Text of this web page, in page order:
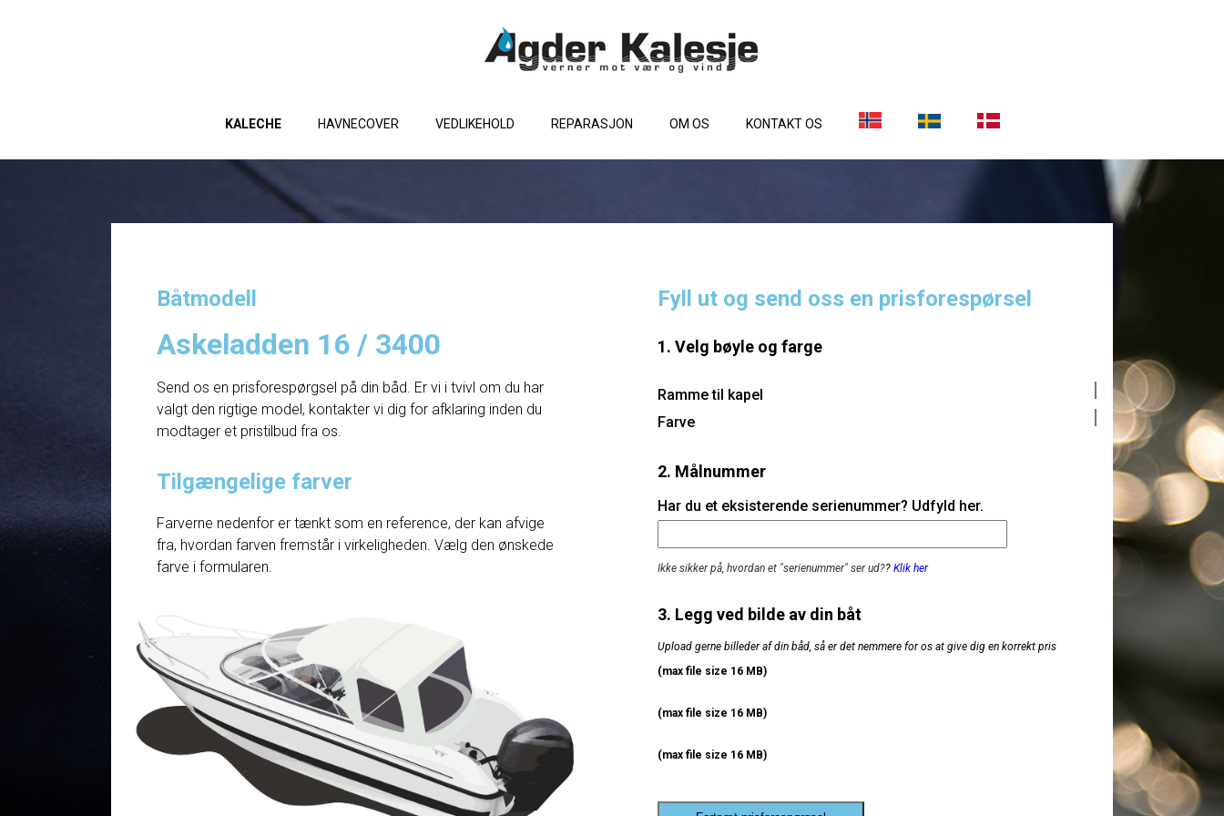
KALECHE HAVNECOVER VEDLIKEHOLD REPARASJON OM OS KONTAKT OS
Båtmodell
Askeladden 16 / 3400
Send os en prisforespørgsel på din båd. Er vi i tvivl om du har
valgt den rigtige model, kontakter vi dig for afklaring inden du
modtager et pristilbud fra os.
Tilgængelige farver
Farverne nedenfor er tænkt som en reference, der kan afvige
fra, hvordan farven fremstår i virkeligheden. Vælg den ønskede
farve i formularen.
Fyll ut og send oss en prisforespørsel
1. Velg bøyle og farge
Ramme til kapel
Farve
2. Målnummer
Har du et eksisterende serienummer? Udfyld her.
Ikke sikker på, hvordan et "serienummer" ser ud?? Klik her
3. Legg ved bilde av din båt
Upload gerne billeder af din båd, så er det nemmere for os at give dig en korrekt pris
(max file size 16 MB)
(max file size 16 MB)
(max file size 16 MB)